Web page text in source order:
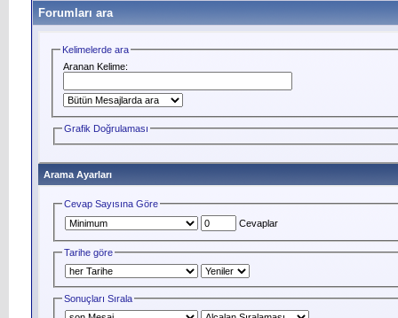
Forumları ara
Kelimelerde ara
Aranan Kelime:
Grafik Doğrulaması
Arama Ayarları
Cevap Sayısına Göre
Cevaplar
Tarihe göre
Sonuçları Sırala